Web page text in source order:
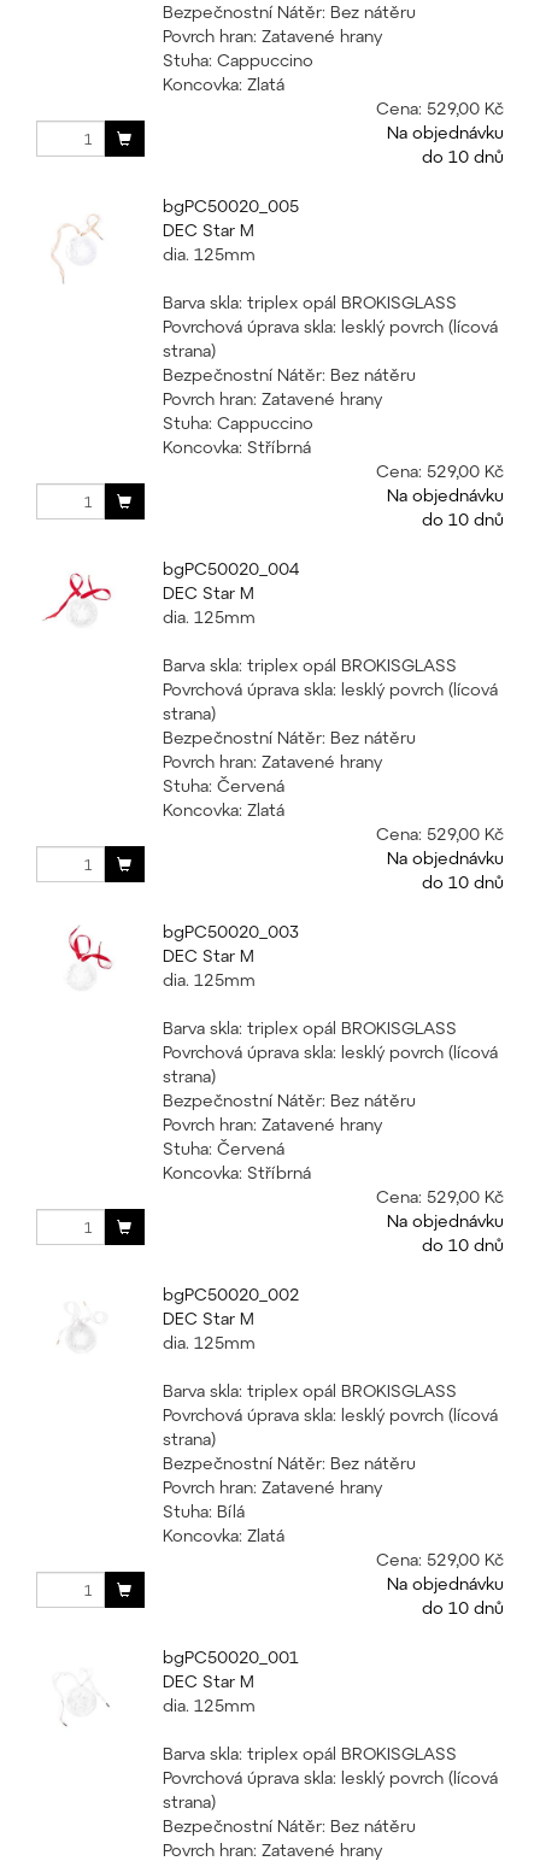
Bezpečnostní Nátěr: Bez nátěru
Povrch hran: Zatavené hrany
Stuha: Cappuccino
Koncovka: Zlatá
Cena: 529,00 Kč
Na objednávku
do 10 dnů
bgPC50020_005
DEC Star M
dia. 125mm
Barva skla: triplex opál BROKISGLASS
Povrchová úprava skla: lesklý povrch (lícová
strana)
Bezpečnostní Nátěr: Bez nátěru
Povrch hran: Zatavené hrany
Stuha: Cappuccino
Koncovka: Stříbrná
Cena: 529,00 Kč
Na objednávku
do 10 dnů
bgPC50020_004
DEC Star M
dia. 125mm
Barva skla: triplex opál BROKISGLASS
Povrchová úprava skla: lesklý povrch (lícová
strana)
Bezpečnostní Nátěr: Bez nátěru
Povrch hran: Zatavené hrany
Stuha: Červená
Koncovka: Zlatá
Cena: 529,00 Kč
Na objednávku
do 10 dnů
bgPC50020_003
DEC Star M
dia. 125mm
Barva skla: triplex opál BROKISGLASS
Povrchová úprava skla: lesklý povrch (lícová
strana)
Bezpečnostní Nátěr: Bez nátěru
Povrch hran: Zatavené hrany
Stuha: Červená
Koncovka: Stříbrná
Cena: 529,00 Kč
Na objednávku
do 10 dnů
bgPC50020_002
DEC Star M
dia. 125mm
Barva skla: triplex opál BROKISGLASS
Povrchová úprava skla: lesklý povrch (lícová
strana)
Bezpečnostní Nátěr: Bez nátěru
Povrch hran: Zatavené hrany
Stuha: Bílá
Koncovka: Zlatá
Cena: 529,00 Kč
Na objednávku
do 10 dnů
bgPC50020_001
DEC Star M
dia. 125mm
Barva skla: triplex opál BROKISGLASS
Povrchová úprava skla: lesklý povrch (lícová
strana)
Bezpečnostní Nátěr: Bez nátěru
Povrch hran: Zatavené hrany